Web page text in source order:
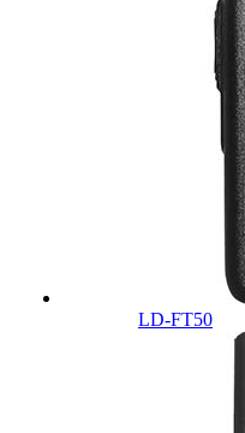
LD-FT50